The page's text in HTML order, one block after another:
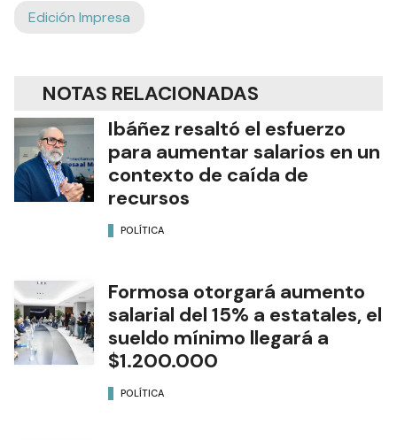
Edición Impresa
NOTAS RELACIONADAS
Ibáñez resaltó el esfuerzo
para aumentar salarios en un
contexto de caída de
recursos
POLÍTICA
Formosa otorgará aumento
salarial del 15% a estatales, el
sueldo mínimo llegará a
$1.200.000
POLÍTICA